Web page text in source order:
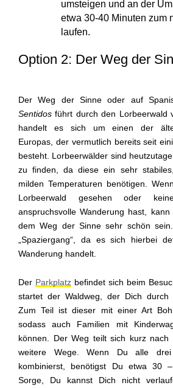
umsteigen und an der
etwa 30-40 Minuten zum
laufen.
Option 2: Der Weg der
Der Weg der Sinne oder auf
Sentidos führt durch den Lorbeerwald
handelt es sich um einen der
Europas, der vermutlich bereits seit
besteht. Lorbeerwälder sind
zu finden, da diese ein sehr
milden Temperaturen benötigen.
Lorbeerwald gesehen oder
anspruchsvolle Wanderung hast,
dem Weg der Sinne sehr schön
„Spaziergang“, da es sich hierbei
Wanderung handelt.
Der Parkplatz befindet sich beim
startet der Waldweg, der Dich durch
Zum Teil ist dieser mit einer Art
sodass auch Familien mit
können. Der Weg teilt sich kurz nach
weitere Wege. Wenn Du alle drei
kombinierst, benötigst Du etwa 30
Sorge, Du kannst Dich nicht